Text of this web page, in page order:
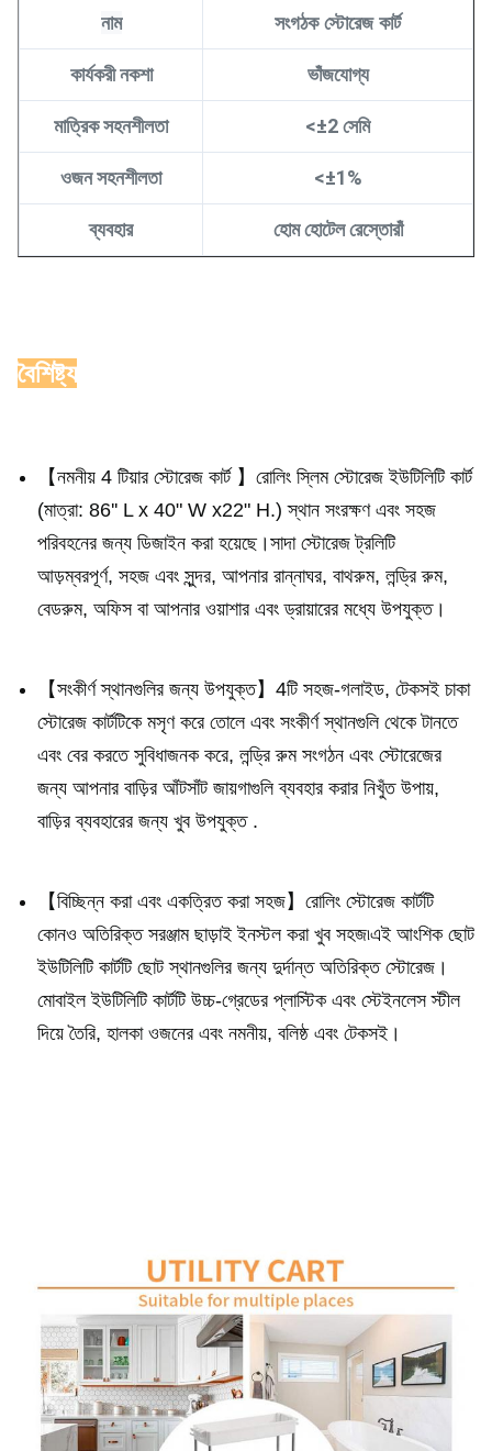
নাম সংগঠক স্টোরেজ কার্ট
কার্যকরী নকশা ভাঁজযোগ্য
মাত্রিক সহনশীলতা <±2 সেমি
ওজন সহনশীলতা <±1%
ব্যবহার হোম হোটেল রেস্তোরাঁ
বৈশিষ্ট্য
【নমনীয় 4 টিয়ার স্টোরেজ কার্ট 】রোলিং স্লিম স্টোরেজ ইউটিলিটি কার্ট
(মাত্রা: 86'' L x 40" W x22" H.) স্থান সংরক্ষণ এবং সহজ
পরিবহনের জন্য ডিজাইন করা হয়েছে।সাদা স্টোরেজ ট্রলিটি
আড়ম্বরপূর্ণ, সহজ এবং সুন্দর, আপনার রান্নাঘর, বাথরুম, লন্ড্রি রুম,
বেডরুম, অফিস বা আপনার ওয়াশার এবং ড্রায়ারের মধ্যে উপযুক্ত।
【সংকীর্ণ স্থানগুলির জন্য উপযুক্ত】4টি সহজ-গলাইড, টেকসই চাকা
স্টোরেজ কার্টটিকে মসৃণ করে তোলে এবং সংকীর্ণ স্থানগুলি থেকে টানতে
এবং বের করতে সুবিধাজনক করে, লন্ড্রি রুম সংগঠন এবং স্টোরেজের
জন্য আপনার বাড়ির আঁটসাঁট জায়গাগুলি ব্যবহার করার নিখুঁত উপায়,
বাড়ির ব্যবহারের জন্য খুব উপযুক্ত .
【বিচ্ছিন্ন করা এবং একত্রিত করা সহজ】রোলিং স্টোরেজ কার্টটি
কোনও অতিরিক্ত সরঞ্জাম ছাড়াই ইনস্টল করা খুব সহজ৷এই আংশিক ছোট
ইউটিলিটি কার্টটি ছোট স্থানগুলির জন্য দুর্দান্ত অতিরিক্ত স্টোরেজ।
মোবাইল ইউটিলিটি কার্টটি উচ্চ-গ্রেডের প্লাস্টিক এবং স্টেইনলেস স্টীল
দিয়ে তৈরি, হালকা ওজনের এবং নমনীয়, বলিষ্ঠ এবং টেকসই।